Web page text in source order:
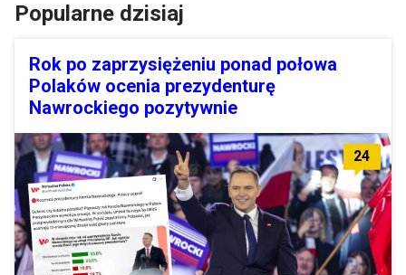
Popularne dzisiaj
Rok po zaprzysiężeniu ponad połowa
Polaków ocenia prezydenturę
Nawrockiego pozytywnie
24